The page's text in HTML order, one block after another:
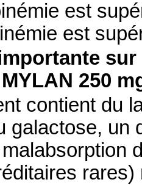
est
est
250
contient du
galactose, un